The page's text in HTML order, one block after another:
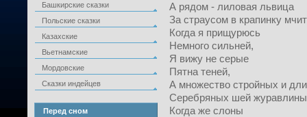
Башкирские сказки
Польские сказки
Казахские
Вьетнамские
Мордовские
Сказки индейцев
Перед сном
А рядом - лиловая львица
За страусом в крапинку
Когда я прищурюсь
Немного сильней,
Я вижу не серые
Пятна теней,
А множество стройных и
Серебряных шей
Когда же слоны